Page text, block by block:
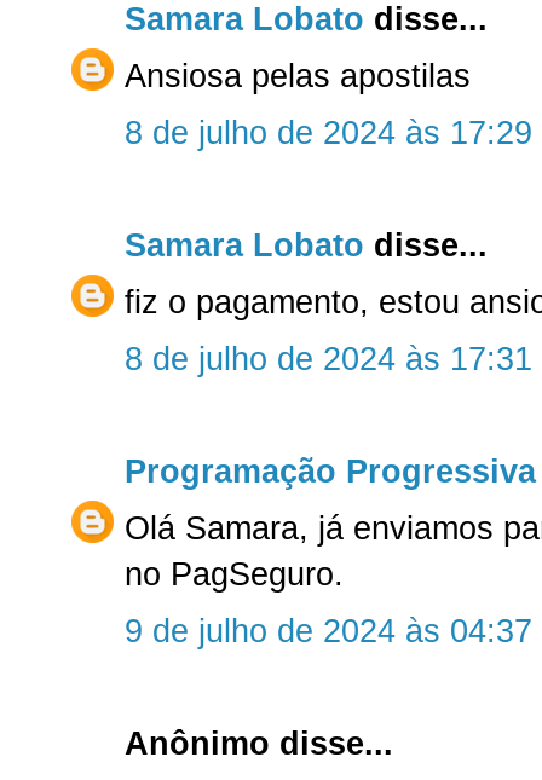
Samara Lobato disse...
Ansiosa pelas apostilas
8 de julho de 2024 às 17:29
Samara Lobato disse...
fiz o pagamento, estou
8 de julho de 2024 às 17:31
Programação Progressiva
Olá Samara, já enviamos
no PagSeguro.
9 de julho de 2024 às 04:37
Anônimo disse...